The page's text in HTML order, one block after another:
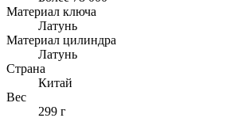
Материал ключа
Латунь
Материал цилиндра
Латунь
Страна
Китай
Вес
299 г